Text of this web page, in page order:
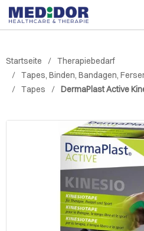
Startseite
Therapiebedarf
Tapes, Binden, Bandagen,
Tapes
DermaPlast Active